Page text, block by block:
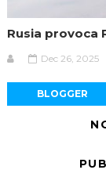
Rusia provoca
Dec 26, 2025
BLOGGER